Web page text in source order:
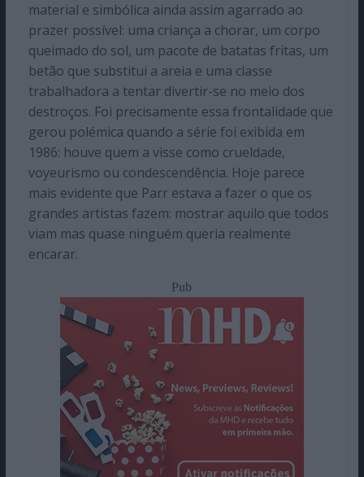
material e simbólica ainda assim agarrado ao
prazer possível: uma criança a chorar, um corpo
queimado do sol, um pacote de batatas fritas, um
betão que substitui a areia e uma classe
trabalhadora a tentar divertir-se no meio dos
destroços. Foi precisamente essa frontalidade que
gerou polémica quando a série foi exibida em
1986: houve quem a visse como crueldade,
voyeurismo ou condescendência. Hoje parece
mais evidente que Parr estava a fazer o que os
grandes artistas fazem: mostrar aquilo que todos
viam mas quase ninguém queria realmente
encarar.
Pub